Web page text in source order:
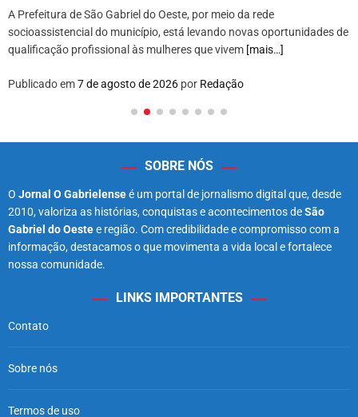
A Prefeitura de São Gabriel do Oeste, por meio da rede
socioassistencial do município, está levando novas oportunidades de
qualificação profissional às mulheres que vivem [mais…]
Publicado em7 de agosto de 2026 por Redação
SOBRE NÓS
O Jornal O Gabrielenseé um portal de jornalismo digital que, desde
2010, valoriza as histórias, conquistas e acontecimentos deSão
Gabriel do Oestee região. Com credibilidade e compromisso com a
informação, destacamos o que movimenta a vida local e fortalece
nossa comunidade.
LINKS IMPORTANTES
Contato
Sobre nós
Termos de uso